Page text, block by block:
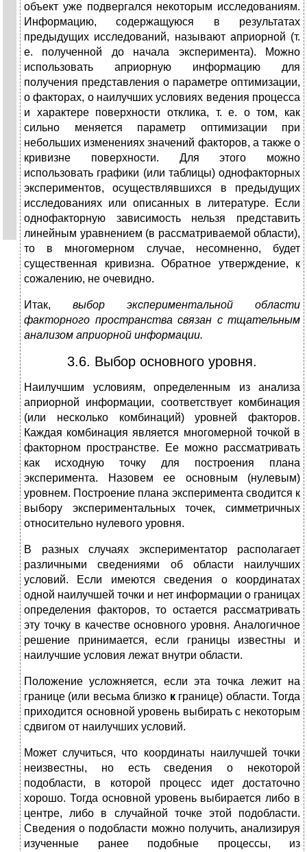
объект уже подвергался некоторым исследованиям.
Информацию, со­держащуюся в результатах
предыдущих исследований, называют априорной (т.
е. полученной до начала эксперимента). Можно
использовать априорную информацию для
получения представления о параметре оптимизации,
о факторах, о наилуч­ших условиях ведения процесса
и характере поверхности отклика, т. е. о том, как
сильно меняется параметр оптимизации при
небольших изменениях значений факторов, а также о
кривизне поверхности. Для этого можно
использовать графики (или таб­лицы) однофакторных
экспериментов, осуществлявшихся в пре­дыдущих
исследованиях или описанных в литературе. Если
однофакторную зависимость нельзя представить
линейным урав­нением (в рассматриваемой области),
то в многомерном случае, несомненно, будет
существенная кривизна. Обратное утверж­дение, к
сожалению, не очевидно.
Итак, выбор экспериментальной области
факторного про­странства связан с тщательным
анализом априорной информации.
3.6. Выбор основного уровня.
Наилучшим условиям, определен­ным из анализа
априорной информации, соответствует комбинация
(или несколько комбинаций) уровней факторов.
Каждая комбина­ция является многомерной точкой в
факторном пространстве. Ее можно рассматривать
как исходную точку для построения плана
эксперимента. Назовем ее основным (нулевым)
уровнем. Построение плана эксперимента сводится к
выбору эксперимен­тальных точек, симметричных
относительно нулевого уровня.
В разных случаях экспериментатор располагает
различными сведениями об области наилучших
условий. Если имеются сведения о коорди­натах
одной наилучшей точки и нет информации о границах
определения факторов, то остается рассматривать
эту точку в ка­честве основного уровня. Аналогичное
решение принимается, если границы известны и
наилучшие условия лежат внутри об­ласти.
Положение усложняется, если эта точка лежит на
границе (или весьма близко к границе) области. Тогда
приходится ос­новной уровень выбирать с некоторым
сдвигом от наилучших условий.
Может случиться, что координаты наилучшей точки
неиз­вестны, но есть сведения о некоторой
подобласти, в которой про­цесс идет достаточно
хорошо. Тогда основной уровень выбира­ется либо в
центре, либо в случайной точке этой подобласти.
Сведения о подобласти можно получить, анализируя
изученные ра­нее подобные процессы, из